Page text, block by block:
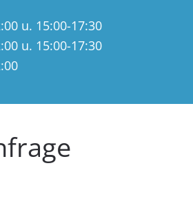
u. 15:00-17:30
u. 15:00-17:30